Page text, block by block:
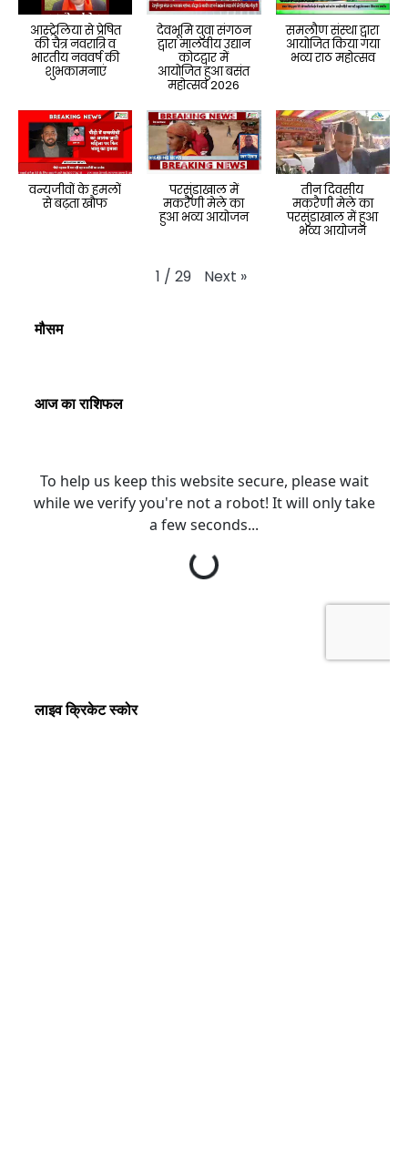
आस्ट्रेलिया से प्रेषित
की चैत्र नवरात्रि व
भारतीय नववर्ष की
शुभकामनाएं
देवभूमि युवा संगठन
द्वारा मालवीय उद्यान
कोटद्वार में
आयोजित हुआ बसंत
महोत्सव 2026
समलौण संस्था द्वारा
आयोजित किया गया
भव्य राठ महोत्सव
वन्यजीवों के हमलों
से बढ़ता खौफ
परसुंडाखाल में
मकरैणी मेले का
हुआ भव्य आयोजन
तीन दिवसीय
मकरैणी मेले का
परसुंडाखाल में हुआ
भव्य आयोजन
1 / 29 Next »
मौसम
आज का राशिफल
लाइव क्रिकेट स्कोर